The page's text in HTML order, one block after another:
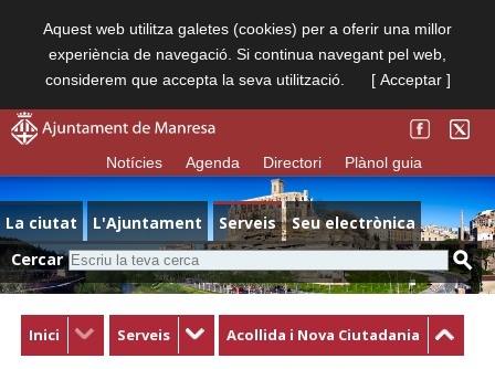
Aquest web utilitza galetes (cookies) per a oferir una millor
experiència de navegació. Si continua navegant pel web,
considerem que accepta la seva utilització.
[ Acceptar ]
Notícies Agenda Directori Plànol guia
La ciutat L'Ajuntament Serveis
Seu electrònica
Cercar
Inici Serveis Acollida i Nova Ciutadania